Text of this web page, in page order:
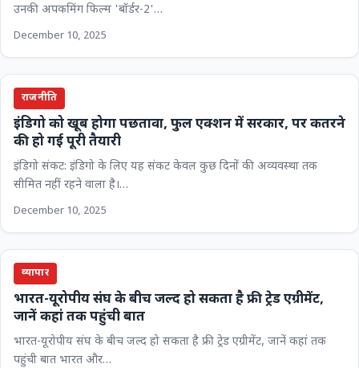
उनकी अपकमिंग फिल्म 'बॉर्डर-2'…
December 10, 2025
राजनीति
इंडिगो को खूब होगा पछतावा, फुल एक्शन में सरकार, पर कतरने
की हो गई पूरी तैयारी
इंडिगो संकट: इंडिगो के लिए यह संकट केवल कुछ दिनों की अव्यवस्था तक
सीमित नहीं रहने वाला है।…
December 10, 2025
व्यापार
भारत-यूरोपीय संघ के बीच जल्द हो सकता है फ्री ट्रेड एग्रीमेंट,
जानें कहां तक पहुंची बात
भारत-यूरोपीय संघ के बीच जल्द हो सकता है फ्री ट्रेड एग्रीमेंट, जानें कहां तक
पहुंची बात भारत और…